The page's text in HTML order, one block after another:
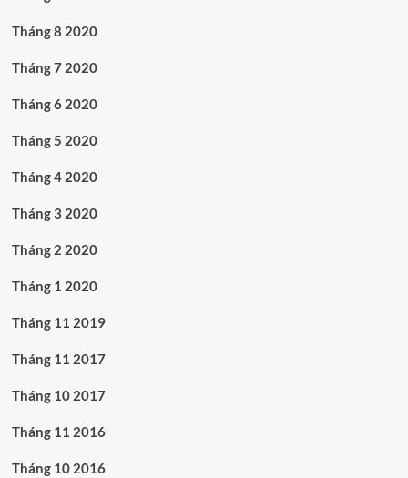
Tháng 8 2020
Tháng 7 2020
Tháng 6 2020
Tháng 5 2020
Tháng 4 2020
Tháng 3 2020
Tháng 2 2020
Tháng 1 2020
Tháng 11 2019
Tháng 11 2017
Tháng 10 2017
Tháng 11 2016
Tháng 10 2016